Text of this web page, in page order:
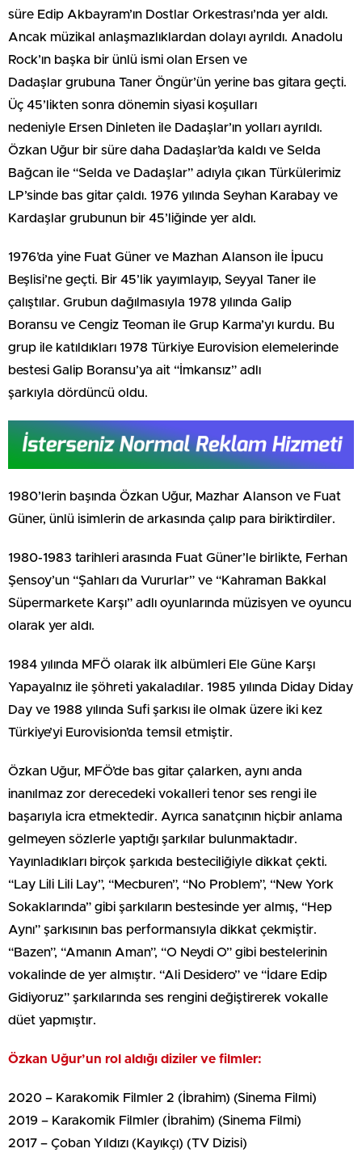
süre Edip Akbayram’ın Dostlar Orkestrası’nda yer aldı.
Ancak müzikal anlaşmazlıklardan dolayı ayrıldı. Anadolu
Rock’ın başka bir ünlü ismi olan Ersen ve
Dadaşlar grubuna Taner Öngür’ün yerine bas gitara geçti.
Üç 45’likten sonra dönemin siyasi koşulları
nedeniyle Ersen Dinleten ile Dadaşlar’ın yolları ayrıldı.
Özkan Uğur bir süre daha Dadaşlar’da kaldı ve Selda
Bağcan ile “Selda ve Dadaşlar” adıyla çıkan Türkülerimiz
LP’sinde bas gitar çaldı. 1976 yılında Seyhan Karabay ve
Kardaşlar grubunun bir 45’liğinde yer aldı.
1976’da yine Fuat Güner ve Mazhan Alanson ile İpucu
Beşlisi’ne geçti. Bir 45’lik yayımlayıp, Seyyal Taner ile
çalıştılar. Grubun dağılmasıyla 1978 yılında Galip
Boransu ve Cengiz Teoman ile Grup Karma’yı kurdu. Bu
grup ile katıldıkları 1978 Türkiye Eurovision elemelerinde
bestesi Galip Boransu’ya ait “İmkansız” adlı
şarkıyla dördüncü oldu.
1980’lerin başında Özkan Uğur, Mazhar Alanson ve Fuat
Güner, ünlü isimlerin de arkasında çalıp para biriktirdiler.
1980-1983 tarihleri arasında Fuat Güner’le birlikte, Ferhan
Şensoy’un “Şahları da Vururlar” ve “Kahraman Bakkal
Süpermarkete Karşı” adlı oyunlarında müzisyen ve oyuncu
olarak yer aldı.
1984 yılında MFÖ olarak ilk albümleri Ele Güne Karşı
Yapayalnız ile şöhreti yakaladılar. 1985 yılında Diday Diday
Day ve 1988 yılında Sufi şarkısı ile olmak üzere iki kez
Türkiye’yi Eurovision’da temsil etmiştir.
Özkan Uğur, MFÖ’de bas gitar çalarken, aynı anda
inanılmaz zor derecedeki vokalleri tenor ses rengi ile
başarıyla icra etmektedir. Ayrıca sanatçının hiçbir anlama
gelmeyen sözlerle yaptığı şarkılar bulunmaktadır.
Yayınladıkları birçok şarkıda besteciliğiyle dikkat çekti.
“Lay Lili Lili Lay”, “Mecburen”, “No Problem”, “New York
Sokaklarında” gibi şarkıların bestesinde yer almış, “Hep
Aynı” şarkısının bas performansıyla dikkat çekmiştir.
“Bazen”, “Amanın Aman”, “O Neydi O” gibi bestelerinin
vokalinde de yer almıştır. “Ali Desidero” ve “İdare Edip
Gidiyoruz” şarkılarında ses rengini değiştirerek vokalle
düet yapmıştır.
Özkan Uğur’un rol aldığı diziler ve filmler:
2020 – Karakomik Filmler 2 (İbrahim) (Sinema Filmi)
2019 – Karakomik Filmler (İbrahim) (Sinema Filmi)
2017 – Çoban Yıldızı (Kayıkçı) (TV Dizisi)